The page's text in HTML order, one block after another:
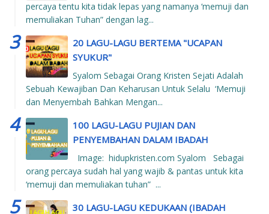
percaya tentu kita tidak lepas yang namanya ‘memuji dan
memuliakan Tuhan” dengan lag...
20 LAGU-LAGU BERTEMA "UCAPAN
SYUKUR"
Syalom Sebagai Orang Kristen Sejati Adalah
Sebuah Kewajiban Dan Keharusan Untuk Selalu ‘Memuji
dan Menyembah Bahkan Mengan...
100 LAGU-LAGU PUJIAN DAN
PENYEMBAHAN DALAM IBADAH
Image: hidupkristen.com Syalom Sebagai
orang percaya sudah hal yang wajib & pantas untuk kita
‘memuji dan memuliakan tuhan” ...
30 LAGU-LAGU KEDUKAAN (IBADAH